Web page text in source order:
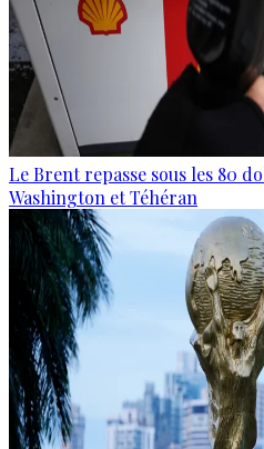
Le Brent repasse sous les 80
Washington et Téhéran